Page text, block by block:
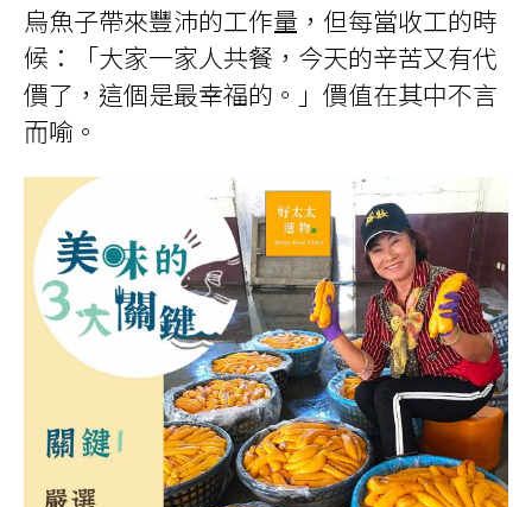
烏魚子帶來豐沛的工作量，但每當收工的時
候：「大家一家人共餐，今天的辛苦又有代
價了，這個是最幸福的。」價值在其中不言
而喻。